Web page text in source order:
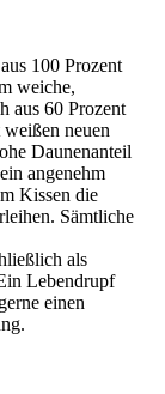
100 Prozent
weiche,
aus 60 Prozent
neuen
Daunenanteil
angenehm
Kissen die
Sämtliche
als
Lebendrupf
einen